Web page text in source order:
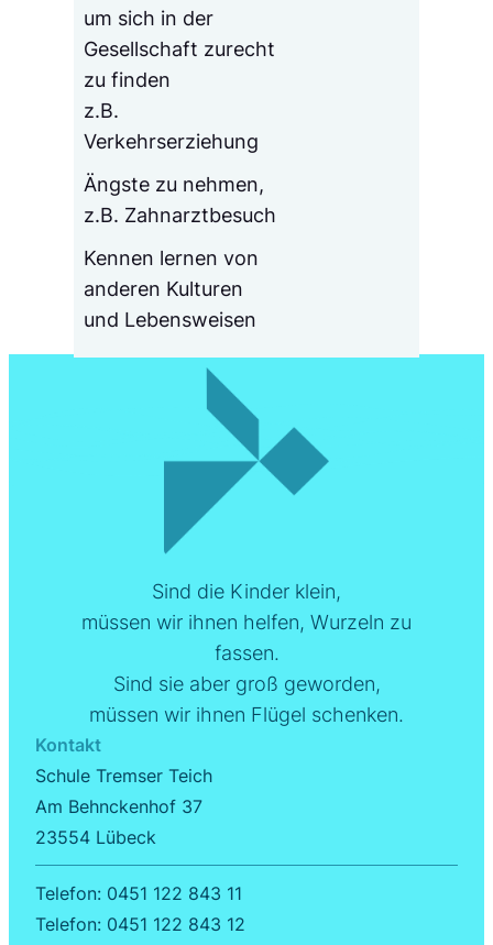
um sich in der
Gesellschaft zurecht
zu finden
z.B.
Verkehrserziehung
Ängste zu nehmen,
z.B. Zahnarztbesuch
Kennen lernen von
anderen Kulturen
und Lebensweisen
Sind die Kinder klein,
müssen wir ihnen helfen, Wurzeln zu
fassen.
Sind sie aber groß geworden,
müssen wir ihnen Flügel schenken.
Kontakt
Schule Tremser Teich
Am Behnckenhof 37
23554 Lübeck
Telefon: 0451 122 843 11
Telefon: 0451 122 843 12